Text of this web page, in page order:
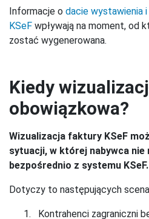
Informacje o dacie wystawienia
KSeF wpływają na moment, od
zostać wygenerowana.
Kiedy
obowiązkowa?
Wizualizacja faktury KSeF
sytuacji, w której nabywca
bezpośrednio z systemu KSeF.
Dotyczy to następujących
Kontrahenci zagraniczni